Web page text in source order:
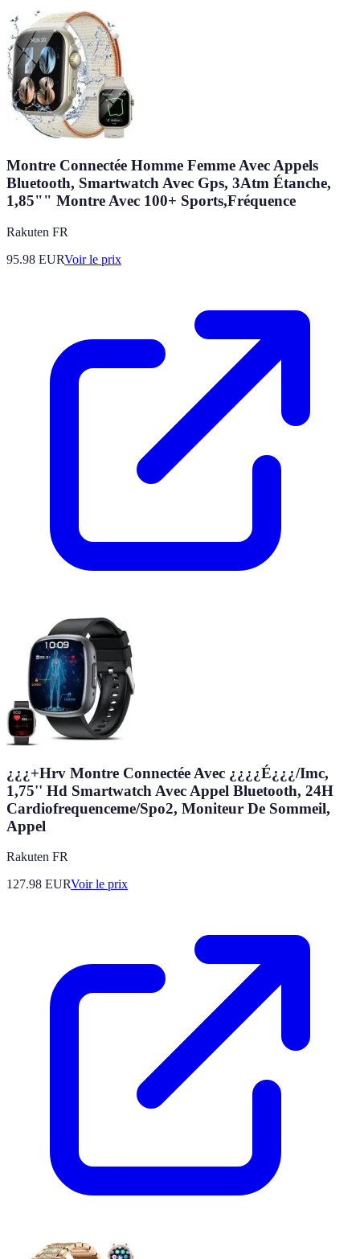
Montre Connectée Homme Femme Avec Appels
Bluetooth, Smartwatch Avec Gps, 3Atm Étanche,
1,85"" Montre Avec 100+ Sports,Fréquence
Rakuten FR
95.98 EURVoir le prix
¿¿¿+Hrv Montre Connectée Avec ¿¿¿¿É¿¿¿/Imc,
1,75'' Hd Smartwatch Avec Appel Bluetooth, 24H
Cardiofrequenceme/Spo2, Moniteur De Sommeil,
Appel
Rakuten FR
127.98 EURVoir le prix